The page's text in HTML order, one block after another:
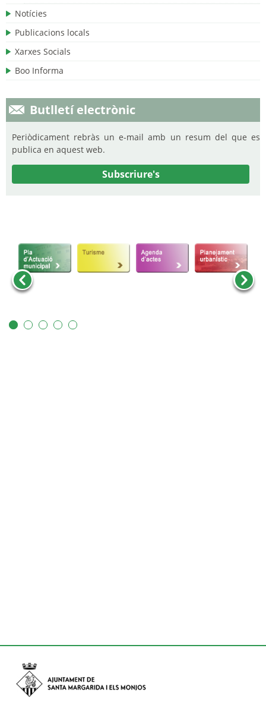
Notícies
Publicacions locals
Xarxes Socials
Boo Informa
Butlletí electrònic
Periòdicament rebràs un e-mail amb un resum del que es
publica en aquest web.
Subscriure's